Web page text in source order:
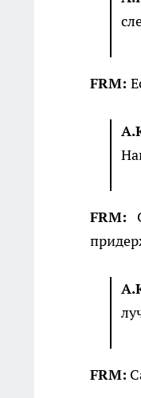
FRM:
FRM:
FRM: